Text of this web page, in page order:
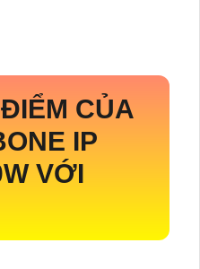
CỦA
IP
VỚI